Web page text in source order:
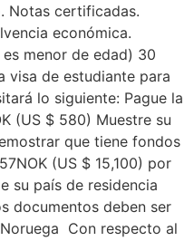
Notas certificadas.
económica.
menor de edad) 30
visa de estudiante para
lo siguiente: Pague la
(US $ 580) Muestre su
que tiene fondos
(US $ 15,100) por
su país de residencia
documentos deben ser
Con respecto al